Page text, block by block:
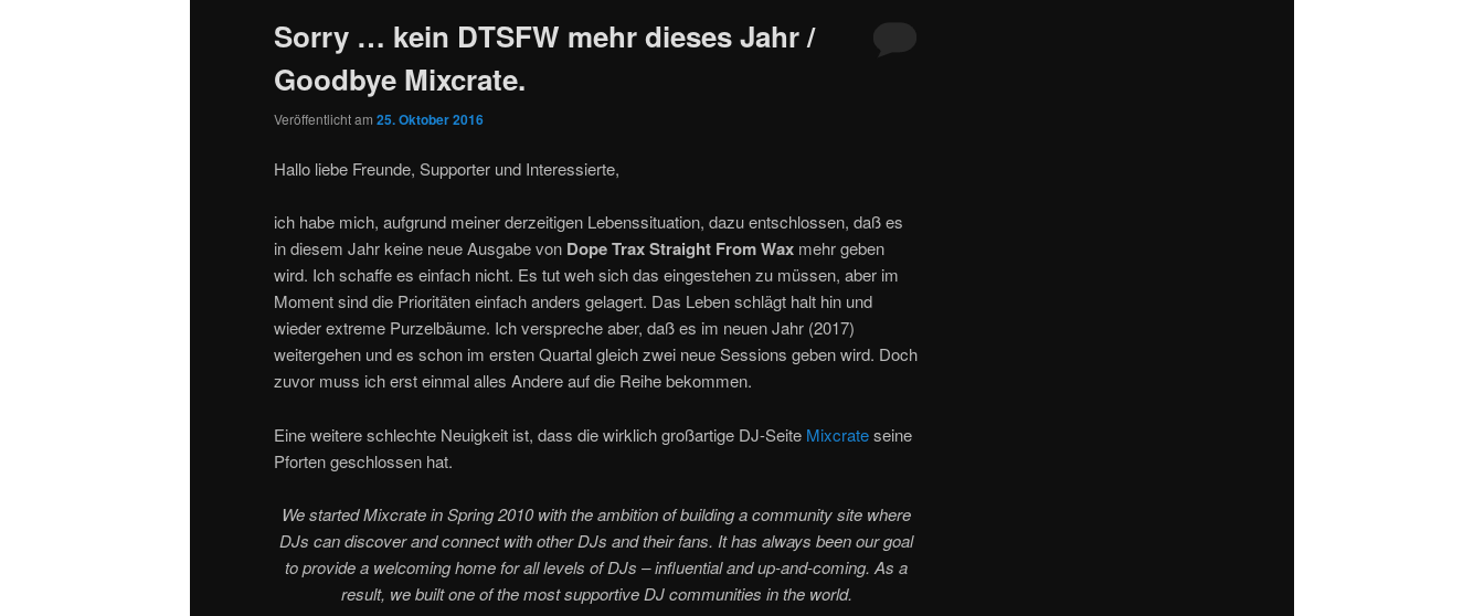
Sorry … kein DTSFW mehr dieses Jahr /
Goodbye Mixcrate.
Veröffentlicht am 25. Oktober 2016
Hallo liebe Freunde, Supporter und Interessierte,
ich habe mich, aufgrund meiner derzeitigen Lebenssituation, dazu entschlossen, daß es
in diesem Jahr keine neue Ausgabe von Dope Trax Straight From Wax mehr geben
wird. Ich schaffe es einfach nicht. Es tut weh sich das eingestehen zu müssen, aber im
Moment sind die Prioritäten einfach anders gelagert. Das Leben schlägt halt hin und
wieder extreme Purzelbäume. Ich verspreche aber, daß es im neuen Jahr (2017)
weitergehen und es schon im ersten Quartal gleich zwei neue Sessions geben wird. Doch
zuvor muss ich erst einmal alles Andere auf die Reihe bekommen.
Eine weitere schlechte Neuigkeit ist, dass die wirklich großartige DJ-Seite Mixcrateseine
Pforten geschlossen hat.
We started Mixcrate in Spring 2010 with the ambition of building a community site where
DJs can discover and connect with other DJs and their fans. It has always been our goal
to provide a welcoming home for all levels of DJs – influential and up-and-coming. As a
result, we built one of the most supportive DJ communities in the world.